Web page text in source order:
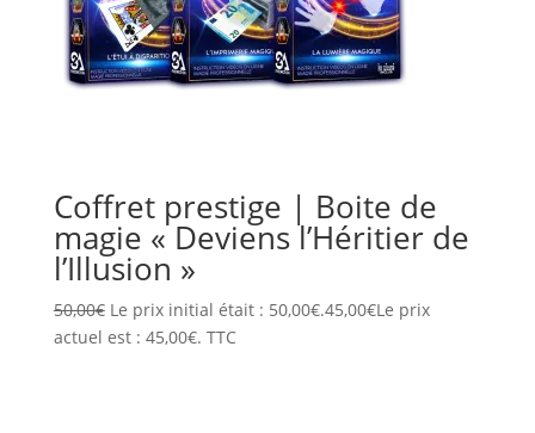
Coffret prestige | Boite de
magie « Deviens l’Héritier de
l’Illusion »
50,00€ Le prix initial était : 50,00€.45,00€Le prix
actuel est : 45,00€. TTC